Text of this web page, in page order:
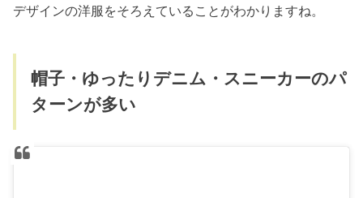
デザインの洋服をそろえていることがわかりますね。
帽子・ゆったりデニム・スニーカーのパ
ターンが多い